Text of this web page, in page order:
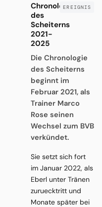
Chronologie
des
Scheiterns
2021-
2025
Die Chronologie
des Scheiterns
beginnt im
Februar 2021, als
Trainer Marco
Rose seinen
Wechsel zum BVB
verkündet.
Sie setzt sich fort
im Januar 2022, als
Eberl unter Tränen
zuruecktritt und
Monate später bei